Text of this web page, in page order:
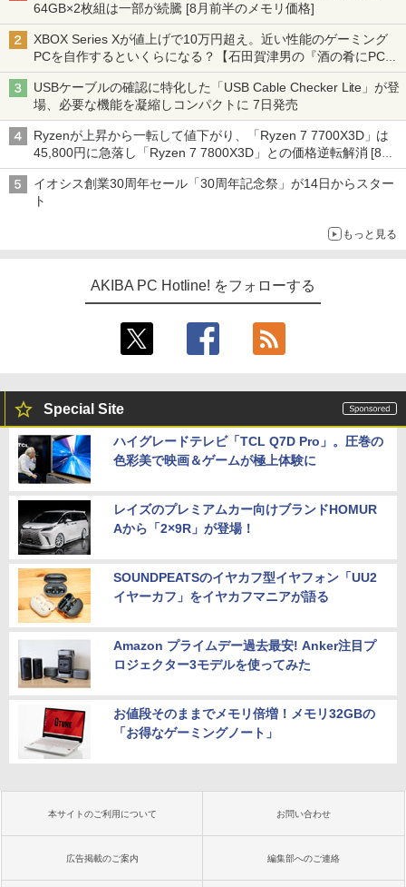
64GB×2枚組は一部が続騰 [8月前半のメモリ価格]
XBOX Series Xが値上げで10万円超え。近い性能のゲーミング
PCを自作するといくらになる？【石田賀津男の『酒の肴にPCゲ
ーム』】
USBケーブルの確認に特化した「USB Cable Checker Lite」が登
場、必要な機能を凝縮しコンパクトに 7日発売
Ryzenが上昇から一転して値下がり、「Ryzen 7 7700X3D」は
45,800円に急落し「Ryzen 7 7800X3D」との価格逆転解消 [8月
前半のCPU価格]
イオシス創業30周年セール「30周年記念祭」が14日からスター
ト
もっと見る
AKIBA PC Hotline! をフォローする
Special Site
ハイグレードテレビ「TCL Q7D Pro」。圧巻の
色彩美で映画＆ゲームが極上体験に
レイズのプレミアムカー向けブランドHOMUR
Aから「2×9R」が登場！
SOUNDPEATSのイヤカフ型イヤフォン「UU2
イヤーカフ」をイヤカフマニアが語る
Amazon プライムデー過去最安! Anker注目プ
ロジェクター3モデルを使ってみた
お値段そのままでメモリ倍増！メモリ32GBの
「お得なゲーミングノート」
本サイトのご利用について お問い合わせ
広告掲載のご案内 編集部へのご連絡